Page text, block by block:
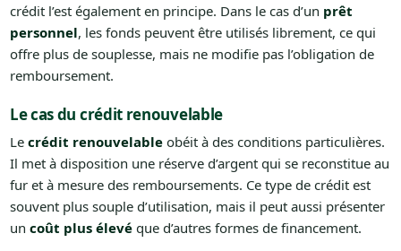
crédit l’est également en principe. Dans le cas d’un prêt
personnel, les fonds peuvent être utilisés librement, ce qui
offre plus de souplesse, mais ne modifie pas l’obligation de
remboursement.
Le cas du crédit renouvelable
Le crédit renouvelableobéit à des conditions particulières.
Il met à disposition une réserve d’argent qui se reconstitue au
fur et à mesure des remboursements. Ce type de crédit est
souvent plus souple d’utilisation, mais il peut aussi présenter
un coût plus élevéque d’autres formes de financement.